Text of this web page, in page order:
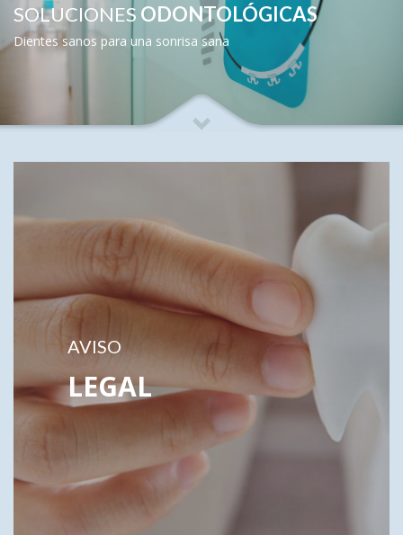
SOLUCIONES ODONTOLÓGICAS
Dientes sanos para una sonrisa sana
AVISO
LEGAL